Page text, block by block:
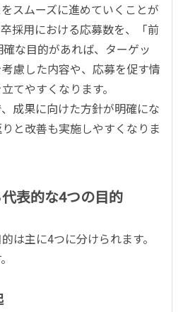
スムーズに進めていくことが
採用における応募数を、「前
な目的があれば、ターゲッ
慮した内容や、応募を促す情
てやすくなります。
成果に向けた方針が明確にな
と改善も実施しやすくなりま
表的な4つの目的
は主に4つに分けられます。